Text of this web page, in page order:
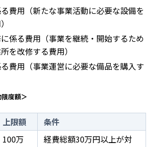
費用（新たな事業活動に必要な設備を
係る費用（事業を継続・開始するため
を改修する費用）
費用（事業運営に必要な備品を購入す
度額＞
上限額
条件
100万
経費総額30万円以上が対